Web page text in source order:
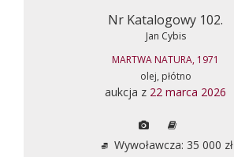
Nr Katalogowy 102.
Jan Cybis
MARTWA NATURA, 1971
olej, płótno
aukcja z 22 marca 2026
Wywoławcza: 35 000 zł